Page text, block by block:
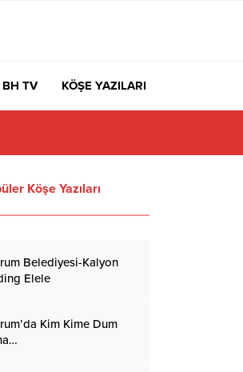
BH TV KÖŞE YAZILARI
Köşe Yazıları
Belediyesi-Kalyon
Elele
Kim Kime Dum